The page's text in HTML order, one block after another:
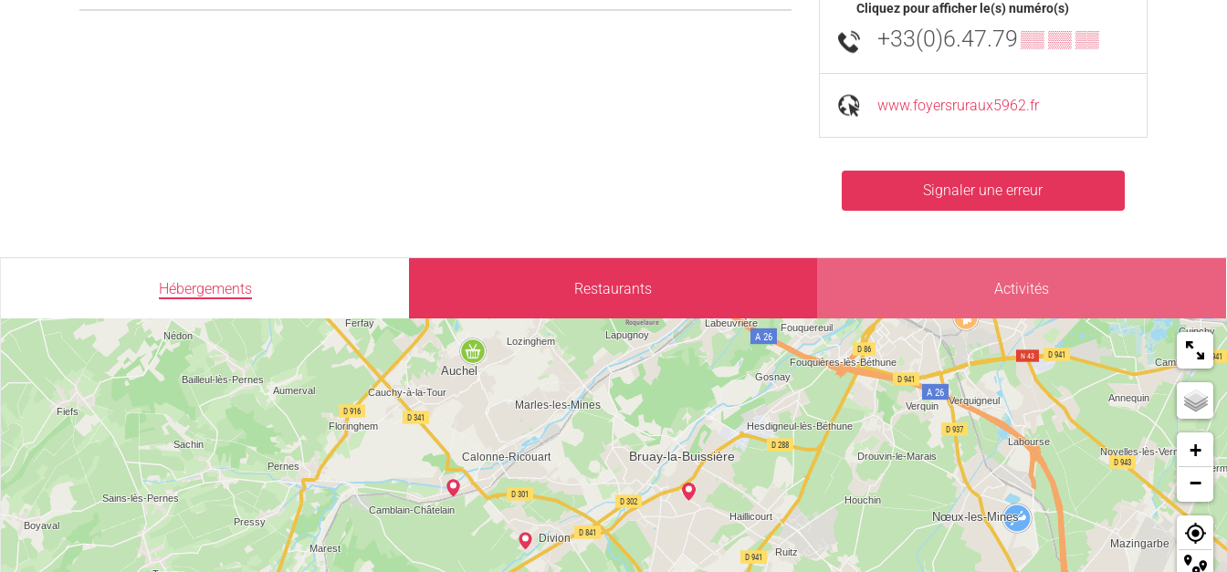
Cliquez pour afficher le(s) numéro(s)
+33(0)6.47.79▒▒ ▒▒ ▒▒
www.foyersruraux5962.fr
Signaler une erreur
Hébergements Restaurants Activités
+
−